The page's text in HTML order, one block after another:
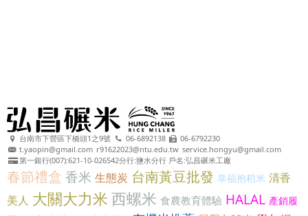
台南市下營區下橋頭1之9號 06-6892138
06-6792230
t.yaopin@gmail.com r91622023@ntu.edu.tw service.hongyu@gmail.com
第一銀行(007):621-10-026542分行:鹽水分行 戶名:弘昌碾米工廠
春節禮盒 香米 生態炭 台南黃豆批發 幸福抱稻米 清香
美人 大關大力米 西螺米 食農教育體驗 HALAL 產銷履